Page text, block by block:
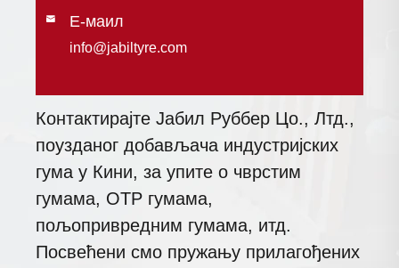
 Е-маил
info@jabiltyre.com
Контактирајте Јабил Руббер Цо., Лтд.,
поузданог добављача индустријских
гума у ​​Кини, за упите о чврстим
гумама, ОТР гумама,
пољопривредним гумама, итд.
Посвећени смо пружању прилагођених